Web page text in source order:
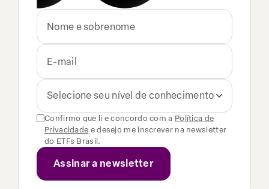
Selecione seu nível de conhecimento
Confirmo que li e concordo com a Política de
Privacidade e desejo me inscrever na newsletter
do ETFs Brasil.